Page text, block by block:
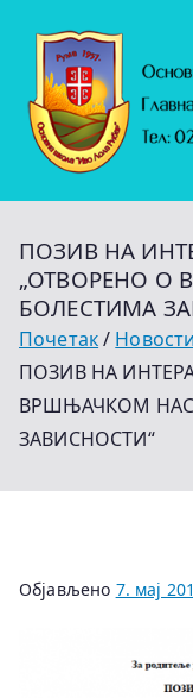
садржај
ПОЗИВ НА
„ОТВОРЕНО
БОЛЕСТИМА
Почетак
Новости
ПОЗИВ НА
ВРШЊАЧКОМ
ЗАВИСНОСТИ“
Објављено 7. мај